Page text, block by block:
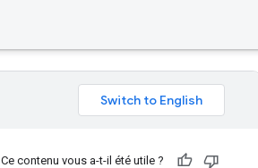
Ce contenu vous a-t-il été utile ?